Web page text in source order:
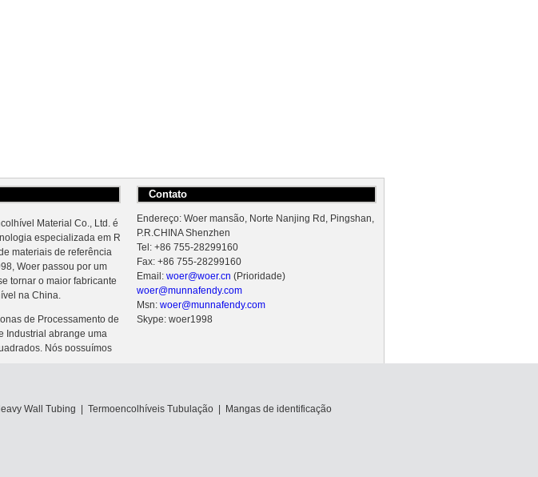
Material Co., Ltd. é
especializada em R
materiais de referência
Woer passou por um
tornar o maior fabricante
na China.
de Processamento de
Industrial abrange uma
Nós possuímos
Contato
Endereço: Woer mansão, Norte Nanjing Rd, Pingshan,
P.R.CHINA Shenzhen
Tel: +86 755-28299160
Fax: +86 755-28299160
Email: woer@woer.cn (Prioridade)
woer@munnafendy.com
Msn: woer@munnafendy.com
Skype: woer1998
Wall Tubing Termoencolhíveis Tubulação Mangas de identificação